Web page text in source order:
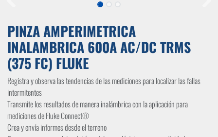
PINZA AMPERIMETRICA
INALAMBRICA 600A AC/DC TRMS
(375 FC) FLUKE
Registra y observa las tendencias de las mediciones para localizar las fallas
intermitentes
Transmite los resultados de manera inalámbrica con la aplicación para
mediciones de Fluke Connect®
Crea y envía informes desde el terreno